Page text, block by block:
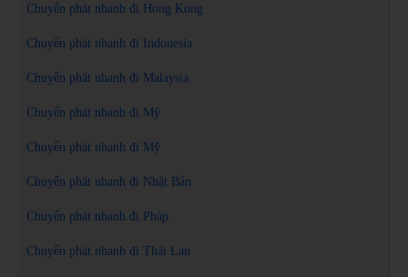
Chuyển phát nhanh đi Hong Kong
Chuyển phát nhanh đi Indonesia
Chuyển phát nhanh đi Malaysia
Chuyển phát nhanh đi Mỹ
Chuyển phát nhanh đi Mỹ
Chuyển phát nhanh đi Nhật Bản
Chuyển phát nhanh đi Pháp
Chuyển phát nhanh đi Thái Lan